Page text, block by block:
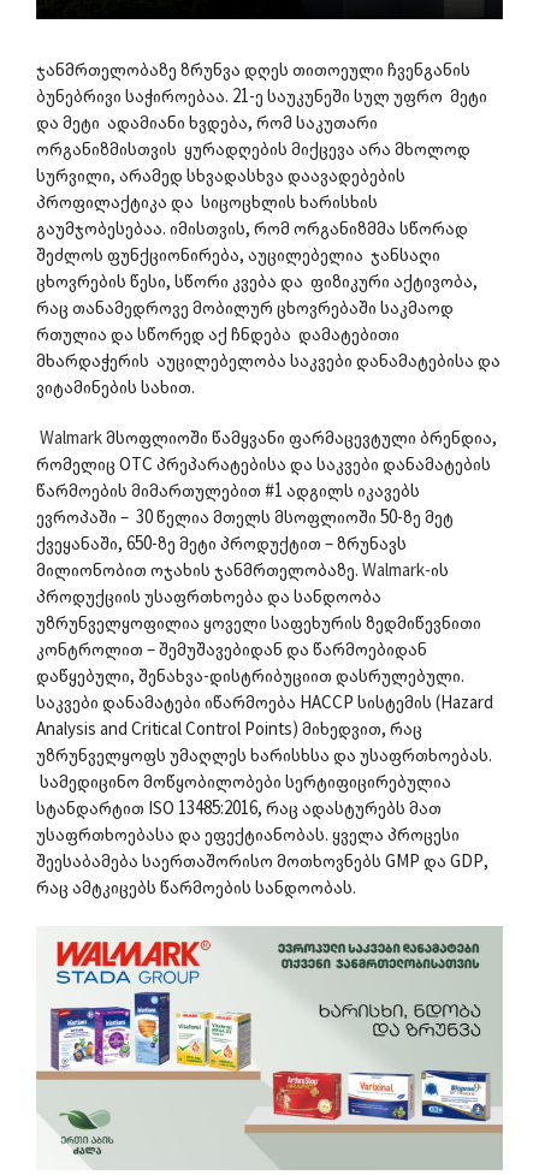
ჯანმრთელობაზე ზრუნვა დღეს თითოეული ჩვენგანის
ბუნებრივი საჭიროებაა. 21-ე საუკუნეში სულ უფრო მეტი
და მეტი ადამიანი ხვდება, რომ საკუთარი
ორგანიზმისთვის ყურადღების მიქცევა არა მხოლოდ
სურვილი, არამედ სხვადასხვა დაავადებების
პროფილაქტიკა და სიცოცხლის ხარისხის
გაუმჯობესებაა. იმისთვის, რომ ორგანიზმმა სწორად
შეძლოს ფუნქციონირება, აუცილებელია ჯანსაღი
ცხოვრების წესი, სწორი კვება და ფიზიკური აქტივობა,
რაც თანამედროვე მობილურ ცხოვრებაში საკმაოდ
რთულია და სწორედ აქ ჩნდება დამატებითი
მხარდაჭერის აუცილებელობა საკვები დანამატებისა და
ვიტამინების სახით.
Walmarkმსოფლიოში წამყვანი ფარმაცევტული ბრენდია,
რომელიც OTC პრეპარატებისა და საკვები დანამატების
წარმოების მიმართულებით #1 ადგილს იკავებს
ევროპაში – 30 წელია მთელს მსოფლიოში 50-ზე მეტ
ქვეყანაში, 650-ზე მეტი პროდუქტით – ზრუნავს
მილიონობით ოჯახის ჯანმრთელობაზე. Walmark-ის
პროდუქციის უსაფრთხოება და სანდოობა
უზრუნველყოფილია ყოველი საფეხურის ზედმიწევნითი
კონტროლით – შემუშავებიდან და წარმოებიდან
დაწყებული, შენახვა-დისტრიბუციით დასრულებული.
საკვები დანამატები იწარმოება HACCP სისტემის (Hazard
Analysis and Critical Control Points) მიხედვით, რაც
უზრუნველყოფს უმაღლეს ხარისხსა და უსაფრთხოებას.
სამედიცინო მოწყობილობები სერტიფიცირებულია
სტანდარტით ISO 13485:2016, რაც ადასტურებს მათ
უსაფრთხოებასა და ეფექტიანობას. ყველა პროცესი
შეესაბამება საერთაშორისო მოთხოვნებს GMP და GDP,
რაც ამტკიცებს წარმოების სანდოობას.